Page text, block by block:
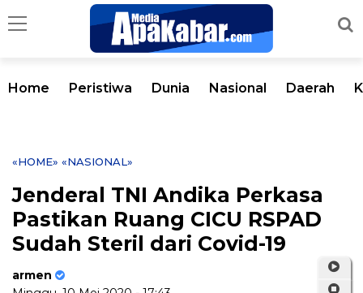
Home Peristiwa Dunia Nasional Daerah
«HOME» «NASIONAL»
Jenderal TNI Andika Perkasa
Pastikan Ruang CICU RSPAD
Sudah Steril dari Covid-19
armen